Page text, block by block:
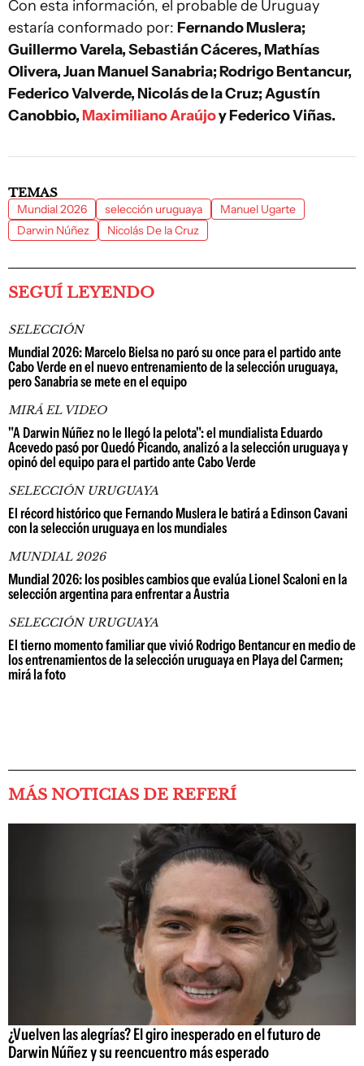
Con esta información, el probable de Uruguay
estaría conformado por: Fernando Muslera;
Guillermo Varela, Sebastián Cáceres, Mathías
Olivera, Juan Manuel Sanabria; Rodrigo Bentancur,
Federico Valverde, Nicolás de la Cruz; Agustín
Canobbio, Maximiliano Araújoy Federico Viñas.
TEMAS
Mundial 2026 selección uruguaya
Manuel Ugarte
Darwin Núñez
Nicolás De la Cruz
SEGUÍ LEYENDO
SELECCIÓN
Mundial 2026: Marcelo Bielsa no paró su once para el partido ante
Cabo Verde en el nuevo entrenamiento de la selección uruguaya,
pero Sanabria se mete en el equipo
MIRÁ EL VIDEO
"A Darwin Núñez no le llegó la pelota": el mundialista Eduardo
Acevedo pasó por Quedó Picando, analizó a la selección uruguaya y
opinó del equipo para el partido ante Cabo Verde
SELECCIÓN URUGUAYA
El récord histórico que Fernando Muslera le batirá a Edinson Cavani
con la selección uruguaya en los mundiales
MUNDIAL 2026
Mundial 2026: los posibles cambios que evalúa Lionel Scaloni en la
selección argentina para enfrentar a Austria
SELECCIÓN URUGUAYA
El tierno momento familiar que vivió Rodrigo Bentancur en medio de
los entrenamientos de la selección uruguaya en Playa del Carmen;
mirá la foto
MÁS NOTICIAS DE REFERÍ
¿Vuelven las alegrías? El giro inesperado en el futuro de
Darwin Núñez y su reencuentro más esperado